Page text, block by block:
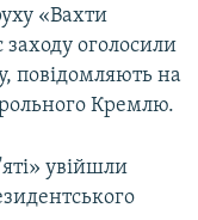
«Вахти
заходу оголосили
повідомляють на
Кремлю.
увійшли